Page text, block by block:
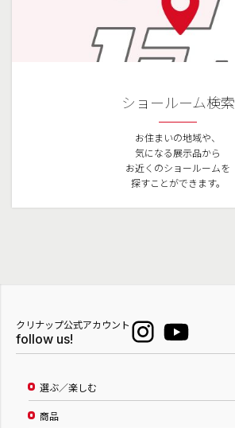
ショールーム検索
お住まいの地域や、
気になる展示品から
お近くのショールームを
探すことができます。
クリナップ公式アカウント
follow us!
選ぶ／楽しむ
商品